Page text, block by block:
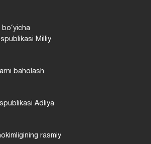
bo‘yicha
Milliy
baholash
Adliya
rasmiy